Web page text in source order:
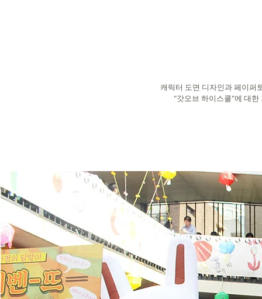
캐릭터 도면 디자인과 페이퍼
"갓오브 하이스쿨"에 대